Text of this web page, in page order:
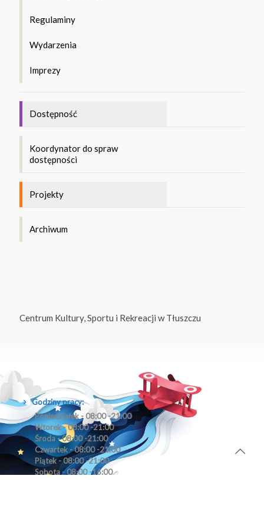
Regulaminy
Wydarzenia
Imprezy
Dostępność
Koordynator do spraw
dostępności
Projekty
Archiwum
Centrum Kultury, Sportu i Rekreacji w Tłuszczu
Godziny pracy:
Poniedziałek - 08:00 -21:00
Wtorek - 08:00 -21:00
Środa - 08:00 -21:00
Czwartek - 08:00 -21:00
Piątek - 08:00 -21:00
Sobota - 08:00 -16:00